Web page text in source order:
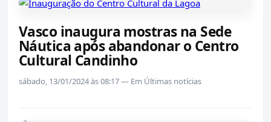
Vasco inaugura mostras na Sede
Náutica após abandonar o Centro
Cultural Candinho
sábado, 13/01/2024 às 08:17 — Em Últimas notícias